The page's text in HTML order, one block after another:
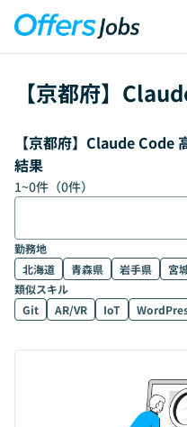
【京都府】
【京都府】Claude Code
結果
1~0件（0件）
勤務地
北海道
青森県 岩手県 宮
類似スキル
Git
AR/VR IoT